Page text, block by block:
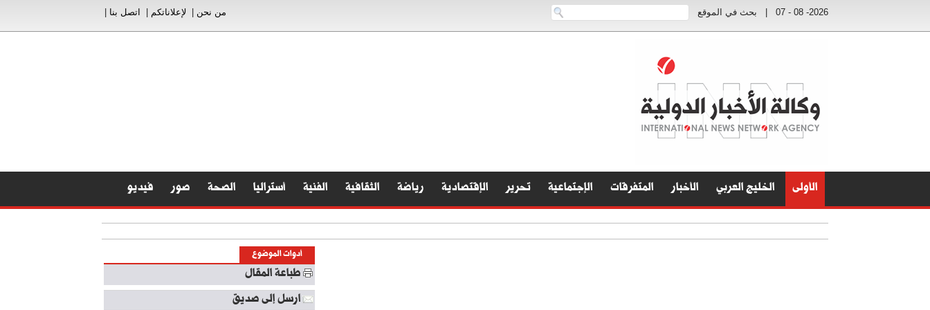
2026- 08 - 07 بحث في الموقع من نحن لإعلاناتكم اتصل بنا
الأولى الخليج العربي الأخبار المتفرقات الإجتماعية تحرير الإقتصادية رياضة الثقافية الفنية أستراليا الصحة صور فيديو
أدوات الموضوع
طباعة المقال
ارسل إلى صديق